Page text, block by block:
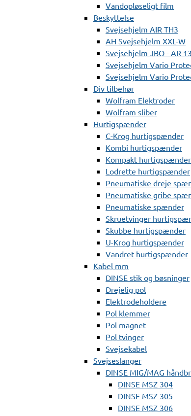
Vandopløseligt film
Beskyttelse
Svejsehjelm AIR TH3
AH Svejsehjelm XXL-W
Svejsehjelm JBO - AR
Svejsehjelm Vario
Svejsehjelm Vario
Div tilbehør
Wolfram Elektroder
Wolfram sliber
Hurtigspænder
C-Krog hurtigspænder
Kombi hurtigspænder
Kompakt hurtigspænder
Lodrette hurtigspænder
Pneumatiske dreje
Pneumatiske gribe
Pneumatiske spænder
Skruetvinger
Skubbe hurtigspænder
U-Krog hurtigspænder
Vandret hurtigspænder
Kabel mm
DINSE stik og bøsninger
Drejelig pol
Elektrodeholdere
Pol klemmer
Pol magnet
Pol tvinger
Svejsekabel
Svejseslanger
DINSE MIG/MAG
DINSE MSZ 304
DINSE MSZ 305
DINSE MSZ 306